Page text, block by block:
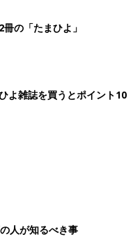
った時点で、１日３時間
宣言？）しました。
下になってしまう（しか
苦しい気持ち。
雇い主に提案しました。
保育園が休みになった子
めに特別な有給休暇を与
企業が助成金をもらえる
できるものもあるそう
。
の「たまひよ」
よ雑誌を買うとポイント10
人が知るべき事